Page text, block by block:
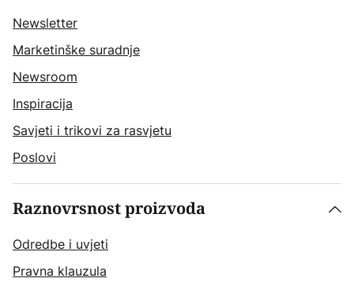
Newsletter
Marketinške suradnje
Newsroom
Inspiracija
Savjeti i trikovi za rasvjetu
Poslovi
Raznovrsnost proizvoda
Odredbe i uvjeti
Pravna klauzula